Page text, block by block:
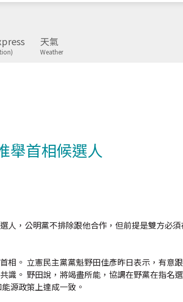
天氣
Weather
舉首相候選人
人，公明黨不排除跟他合作，但前提是雙方必
相。 立憲民主黨黨魁野田佳彥昨日表示，有意
識。 野田說，將竭盡所能，協調在野黨在指名
源政策上達成一致。